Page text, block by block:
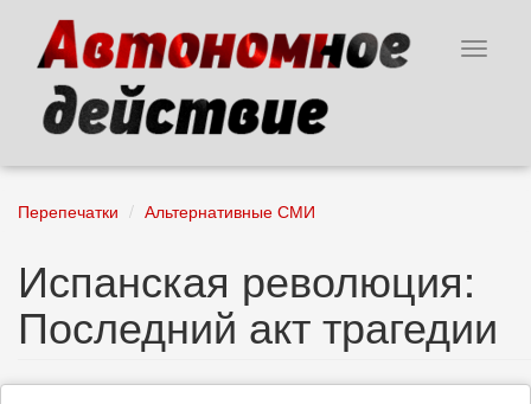
основному
содержанию
Toggle
Перепечатки Альтернативные СМИ
Испанская революция:
Последний акт трагедии